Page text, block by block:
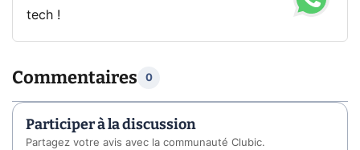
tech !
Commentaires 0
Participer à la discussion
Partagez votre avis avec la communauté Clubic.